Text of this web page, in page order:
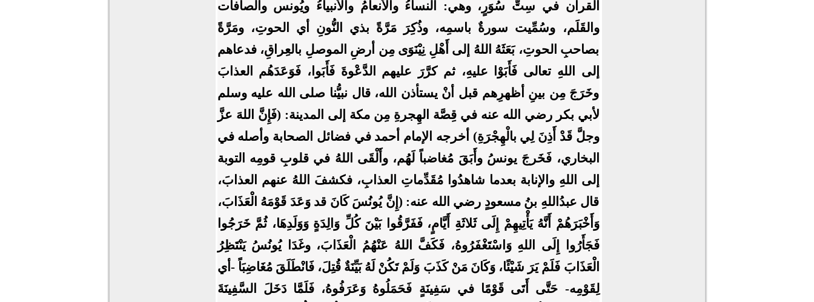
القرآن في سِتِّ سُوَرٍ، وهي: النساءُ والأنعامُ والأنبياءُ ويُونس والصافات
والقَلَم، وسُمِّيت سورةٌ باسمِه، وذُكِرَ مَرَّةً بذي النُّونِ أي الحوتِ، ومَرَّةً
بصاحبِ الحوتِ، بَعَثَهُ اللهُ إلى أَهْلِ نِيْنَوَى مِن أرضِ الموصلِ بالعِراقِ، فدعاهم
إلى اللهِ تعالى فَأَبَوْا عليهِ، ثم كرَّرَ عليهم الدَّعْوةَ فَأَبَوا، فَوَعَدَهُم العذابَ
وخَرَجَ مِن بينِ أظهرِهم قبل أنْ يستأذن الله، قال نبيُّنا صلى الله عليه وسلم
لأبي بكر رضي الله عنه في قِصَّة الهِجرةِ مِن مكة إلى المدينة: (فَإِنَّ اللهَ عزَّ
وجلَّ قَدْ ‌أَذِنَ ‌لِي ‌بالْهِجْرَةِ) أخرجه الإمام أحمد في فضائل الصحابة وأصله في
البخاري، فَخَرجَ يونسُ وأَبَقَ مُغاضباً لَهُم، وأَلْقَى اللهُ في قلوبِ قومِه التوبة
إلى اللهِ والإنابة بعدما شاهدُوا مُقَدِّماتِ العذابِ، فكشفَ اللهُ عنهم العذابَ،
قال عبدُاللهِ بنُ مسعودٍ رضي الله عنه: (إِنَّ يُونُسَ كَانَ قد وَعَدَ قَوْمَهُ الْعَذَابَ،
وَأَخْبَرَهُمْ أَنَّهُ يَأْتِيهِمْ إِلَى ثَلاثَةِ أَيَّامٍ، فَفَرَّقُوا بَيْنَ كُلِّ وَالِدَةٍ وَوَلَدِهَا، ثُمَّ خَرَجُوا
فَجَأَرُوا إِلَى اللهِ وَاسْتَغْفَرُوهُ، فَكَفَّ اللهُ عَنْهُمُ الْعَذَابَ، وغَدَا يُونُسُ يَنْتَظِرُ
الْعَذَابَ فَلَمْ يَرَ شَيْئًا، وَكَانَ مَنْ كَذَبَ وَلَمْ تَكُنْ لَهُ بَيِّنَةٌ قُتِلَ، فَانْطَلَقَ مُغَاضِبَاً -أي
لِقَوْمِه- حَتَّى أَتَى قَوْمًا في سَفِينَةٍ فَحَمَلُوهُ وَعَرَفُوهُ، فَلَمَّا ‌دَخَلَ ‌السَّفِينَةَ